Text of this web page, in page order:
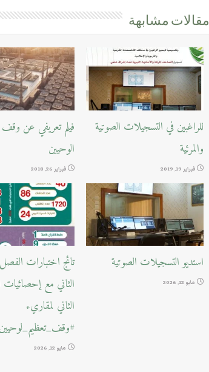
مقالات مشابهة
للراغبين في التسجيلات الصوتية
والمرئية
فبراير 19, 2019
فيلم تعريفي عن وقف
الوحيين
فبراير 26, 2018
استديو التسجيلات الصوتية
مايو 12, 2026
تائج اختبارات
الثاني مع
الثاني لمقاريء
#وقف_تعظيم_لوحيين
مايو 12, 2026